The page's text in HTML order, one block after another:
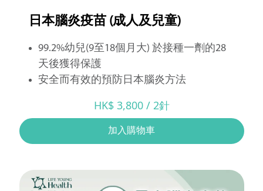
日本腦炎疫苗 (成人及兒童)
99.2%幼兒(9至18個月大) 於接種一劑的28
天後獲得保護
安全而有效的預防日本腦炎方法
HK$ 3,800 / 2針
加入購物車